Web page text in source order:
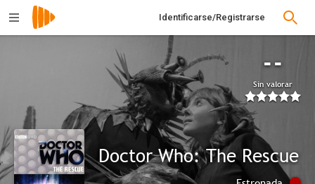
Identificarse/Registrarse
--
Sin valorar
Doctor Who: The Rescue